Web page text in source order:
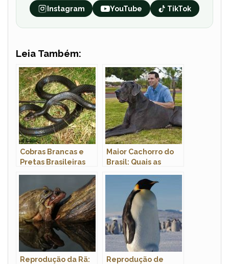
Instagram YouTube TikTok
Leia Também:
Cobras Brancas e
Pretas Brasileiras
Maior Cachorro do
Brasil: Quais as
Reprodução da Rã:
Reprodução de